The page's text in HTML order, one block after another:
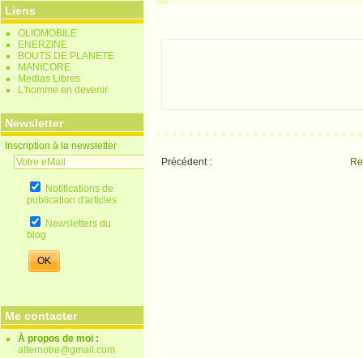
Liens
OLIOMOBILE
ENERZINE
BOUTS DE PLANETE
MANICORE
Medias Libres
L'homme en devenir
Newsletter
Inscription à la newsletter
Notifications de
publication d'articles
Newsletters du
blog
Me contacter
À propos de moi :
alternotre@gmail.com
Précédent :